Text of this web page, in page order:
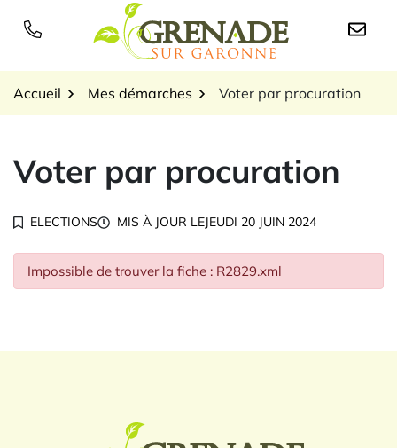
Logo Grenade sur
Accueil Mes démarches Voter par procuration
Voter par procuration
ELECTIONS MIS À JOUR LEJEUDI 20 JUIN 2024
Impossible de trouver la fiche : R2829.xml